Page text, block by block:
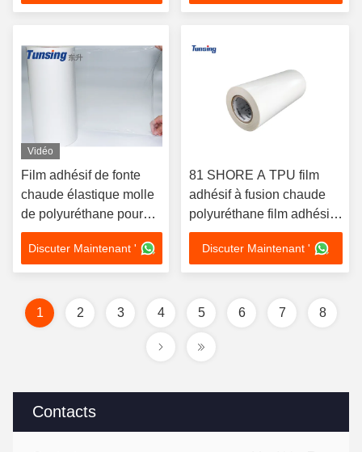
Contacts
mous
Vidéo
Film adhésif de fonte
chaude élastique molle
de polyuréthane pour
les sous-vêtements sans
couture
Discuter Maintenant '
81 SHORE A TPU film
adhésif à fusion chaude
polyuréthane film adhésif
à fusion chaude pour la
reliure de broderie
Discuter Maintenant '
1 2 3 4 5 6 7 8